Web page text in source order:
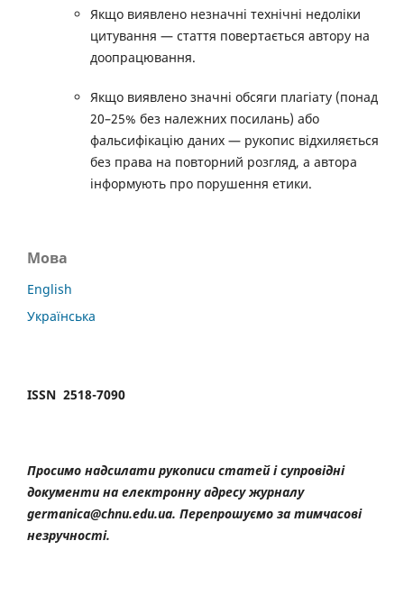
Якщо виявлено незначні технічні недоліки
цитування — стаття повертається автору на
доопрацювання.
Якщо виявлено значні обсяги плагіату (понад
20–25% без належних посилань) або
фальсифікацію даних — рукопис відхиляється
без права на повторний розгляд, а автора
інформують про порушення етики.
Мова
English
Українська
ISSN 2518-7090
Просимо надсилати рукописи статей і супровідні
документи на електронну адресу журналу
germanica@chnu.edu.ua. Перепрошуємо за тимчасові
незручності.